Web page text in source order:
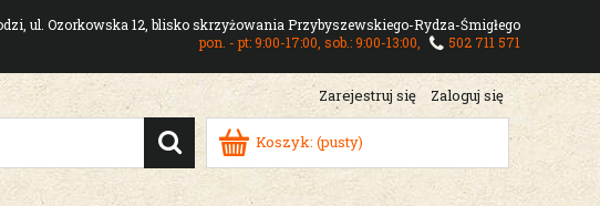
ul. Ozorkowska 12, blisko skrzyżowania Przybyszewskiego-Rydza-Śmigłego
pon. - pt: 9:00-17:00, sob.: 9:00-13:00,
502 711 571
Zarejestruj się Zaloguj się
Koszyk: (pusty)